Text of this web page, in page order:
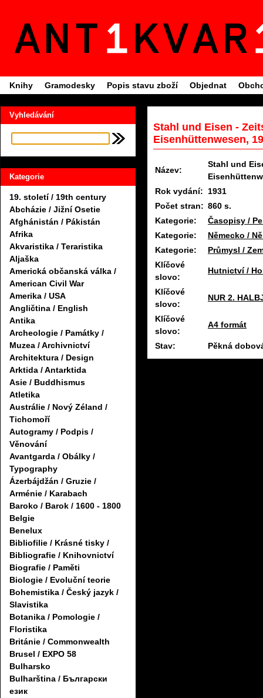
Knihy Gramodesky Popis stavu zboží Objednat
Vyhledávání
Kategorie
19. století / 19th century
Abcházie / Jižní Osetie
Afghánistán / Pákistán
Afrika
Akvaristika / Teraristika
Aljaška
Americká občanská válka /
American Civil War
Amerika / USA
Angličtina / English
Antika
Archeologie / Památky /
Muzea / Archivnictví
Architektura / Design
Arktida / Antarktida
Asie / Buddhismus
Atletika
Austrálie / Nový Zéland /
Tichomoří
Autogramy / Podpis /
Věnování
Avantgarda / Obálky /
Typography
Ázerbájdžán / Gruzie /
Arménie / Karabach
Baroko / Barok / 1600 - 1800
Belgie
Benelux
Bibliofilie / Krásné tisky /
Bibliografie / Knihovnictví
Biografie / Paměti
Biologie / Evoluční teorie
Bohemistika / Český jazyk /
Slavistika
Botanika / Pomologie /
Floristika
Británie / Commonwealth
Brusel / EXPO 58
Bulharsko
Bulharština / Български
език
Stahl und Eisen -
Eisenhüttenwesen,
Název:
Stahl und
Rok vydání:
1931
Počet stran: 860 s.
Kategorie:
Časopisy /
Kategorie:
Německo /
Kategorie:
Průmysl /
Klíčové
slovo:
Hutnictví /
Klíčové
slovo:
NUR 2.
Klíčové
slovo:
A4 formát
Stav: Pěkná